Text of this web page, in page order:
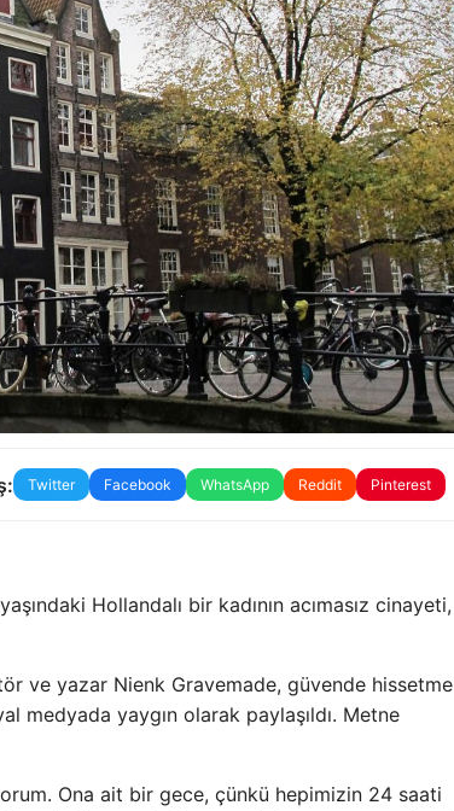
Twitter Facebook WhatsApp Reddit Pinterest
Hollandalı bir kadının acımasız cinayeti,
ve yazar Nienk Gravemade, güvende hissetme
medyada yaygın olarak paylaşıldı. Metne
Ona ait bir gece, çünkü hepimizin 24 saati